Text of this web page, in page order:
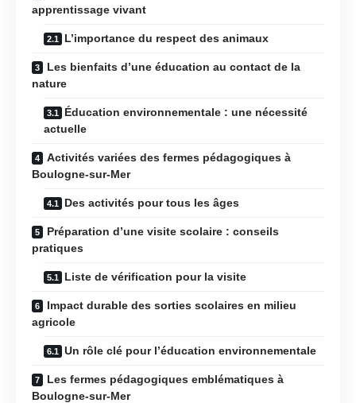
apprentissage vivant
L’importance du respect des animaux
Les bienfaits d’une éducation au contact de la
nature
Éducation environnementale : une nécessité
actuelle
Activités variées des fermes pédagogiques à
Boulogne-sur-Mer
Des activités pour tous les âges
Préparation d’une visite scolaire : conseils
pratiques
Liste de vérification pour la visite
Impact durable des sorties scolaires en milieu
agricole
Un rôle clé pour l’éducation environnementale
Les fermes pédagogiques emblématiques à
Boulogne-sur-Mer